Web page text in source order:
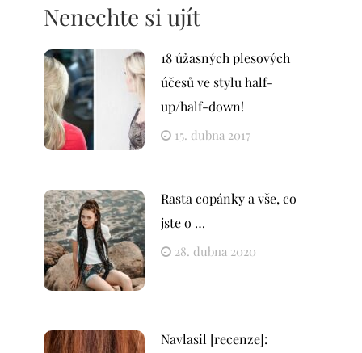
Nenechte si ujít
18 úžasných plesových
účesů ve stylu half-
up/half-down!
15. dubna 2017
Rasta copánky a vše, co
jste o …
28. dubna 2020
Navlasil [recenze]: